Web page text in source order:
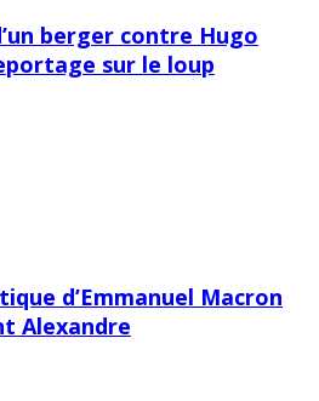
berger contre Hugo
sur le loup
d’Emmanuel Macron
Alexandre